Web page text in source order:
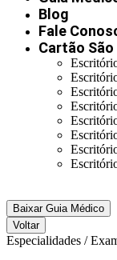
Blog
Fale
Cartão São
Baixar Guia Médico
Voltar
Especialidades /